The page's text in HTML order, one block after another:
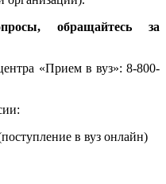
обращайтесь за
«Прием в вуз»: 8-800-
в вуз онлайн)